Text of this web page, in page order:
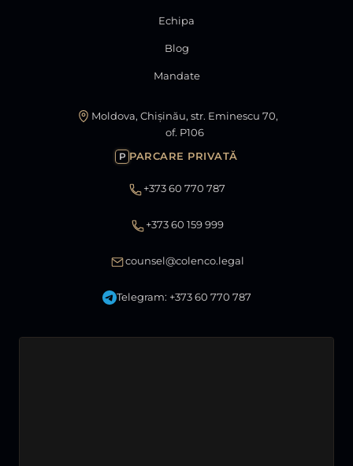
Echipa
Blog
Mandate
Moldova, Chișinău, str. Eminescu 70,
of. P106
P PARCARE PRIVATĂ
+373 60 770 787
+373 60 159 999
counsel@colenco.legal
Telegram: +373 60 770 787